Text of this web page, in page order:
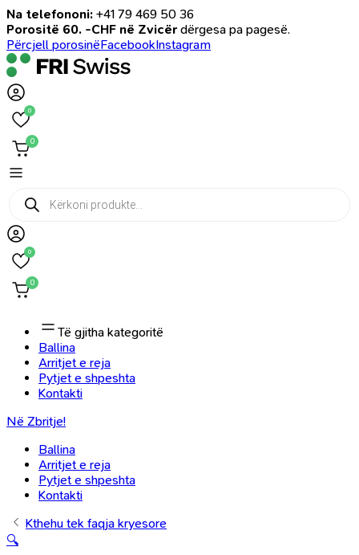
Na telefononi: +41 79 469 50 36
Porositë 60. -CHF në Zvicër dërgesa pa pagesë.
Përcjell porosinëFacebookInstagram
0
0
Products
search
0
0
Të gjitha kategoritë
Ballina
Arritjet e reja
Pytjet e shpeshta
Kontakti
Në Zbritje!
Ballina
Arritjet e reja
Pytjet e shpeshta
Kontakti
Kthehu tek faqja kryesore
🔍